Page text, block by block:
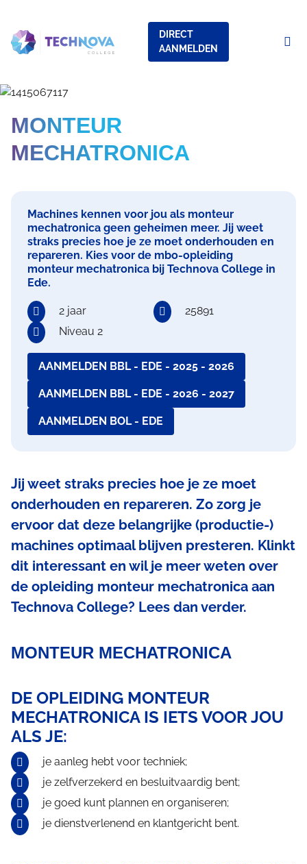
naar
gaan
naar
gaan
naar
gaan
naar
gaan
SERVICE
DIRECT
AANMELDEN
MONTEUR
MECHATRONICA
Jij weet straks precies hoe je ze moet
onderhouden en repareren. Zo zorg je
ervoor dat deze belangrijke (productie-)
machines optimaal blijven presteren. Klinkt
dit interessant en wil je meer weten over
de opleiding monteur mechatronica aan
Technova College? Lees dan verder.
MONTEUR MECHATRONICA
DE OPLEIDING MONTEUR
MECHATRONICA IS IETS VOOR JOU
ALS JE:
je aanleg hebt voor techniek;
je zelfverzekerd en besluitvaardig bent;
je goed kunt plannen en organiseren;
je dienstverlenend en klantgericht bent.
Machines kennen voor jou als monteur
mechatronica geen geheimen meer. Jij weet
straks precies hoe je ze moet onderhouden en
repareren. Kies voor de mbo-opleiding
monteur mechatronica bij Technova College in
Ede.
2 jaar
25891
Niveau 2
AANMELDEN BBL - EDE - 2025 - 2026
AANMELDEN BBL - EDE - 2026 - 2027
AANMELDEN BOL - EDE